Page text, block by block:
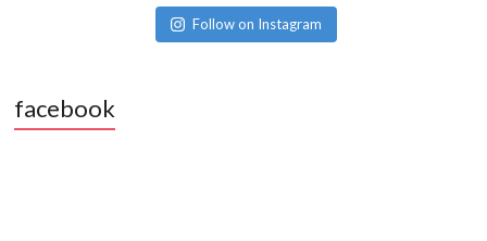
Follow on Instagram
facebook